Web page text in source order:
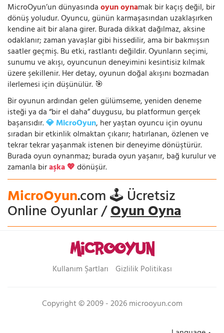
MicroOyun’un dünyasındaoyun oynamak bir kaçış değil, bir
dönüş yoludur. Oyuncu, günün karmaşasından uzaklaşırken
kendine ait bir alana girer. Burada dikkat dağılmaz, aksine
odaklanır; zaman yavaşlar gibi hissedilir, ama bir bakmışsın
saatler geçmiş. Bu etki, rastlantı değildir. Oyunların seçimi,
sunumu ve akışı, oyuncunun deneyimini kesintisiz kılmak
üzere şekillenir. Her detay, oyunun doğal akışını bozmadan
ilerlemesi için düşünülür. 🎯
Bir oyunun ardından gelen gülümseme, yeniden deneme
isteği ya da “bir el daha” duygusu, bu platformun gerçek
başarısıdır.💎 MicroOyun, her yaştan oyuncu için oyunu
sıradan bir etkinlik olmaktan çıkarır; hatırlanan, özlenen ve
tekrar tekrar yaşanmak istenen bir deneyime dönüştürür.
Burada oyun oynanmaz; burada oyun yaşanır, bağ kurulur ve
zamanla biraşka 💖dönüşür.
MicroOyun.com 🕹️ Ücretsiz
Online Oyunlar /Oyun Oyna
Kullanım Şartları Gizlilik Politikası
Copyright © 2009 - 2026 microoyun.com